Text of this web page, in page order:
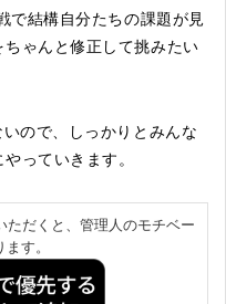
で結構自分たちの課題が見
ゃんと修正して挑みたい
ので、しっかりとみんな
っていきます。
ただくと、管理人のモチベー
す。